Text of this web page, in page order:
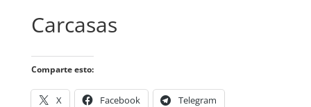
Carcasas
Comparte esto:
X Facebook Telegram